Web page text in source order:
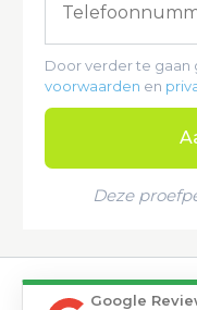
Door verder te gaan
voorwaarden en
Deze
Google